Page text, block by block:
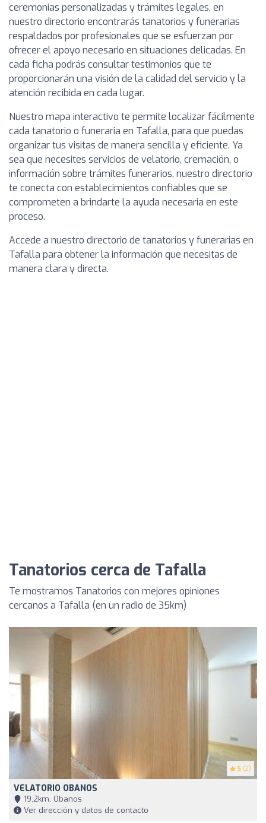
ceremonias personalizadas y trámites legales, en
nuestro directorio encontrarás tanatorios y funerarias
respaldados por profesionales que se esfuerzan por
ofrecer el apoyo necesario en situaciones delicadas. En
cada ficha podrás consultar testimonios que te
proporcionarán una visión de la calidad del servicio y la
atención recibida en cada lugar.
Nuestro mapa interactivo te permite localizar fácilmente
cada tanatorio o funeraria en Tafalla, para que puedas
organizar tus visitas de manera sencilla y eficiente. Ya
sea que necesites servicios de velatorio, cremación, o
información sobre trámites funerarios, nuestro directorio
te conecta con establecimientos confiables que se
comprometen a brindarte la ayuda necesaria en este
proceso.
Accede a nuestro directorio de tanatorios y funerarias en
Tafalla para obtener la información que necesitas de
manera clara y directa.
Tanatorios cerca de Tafalla
Te mostramos Tanatorios con mejores opiniones
cercanos a Tafalla (en un radio de 35km)
5 (2)
VELATORIO OBANOS
19,2km, Obanos
Ver dirección y datos de contacto